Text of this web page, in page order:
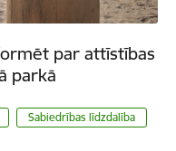
par attīstības
parkā
Sabiedrības līdzdalība